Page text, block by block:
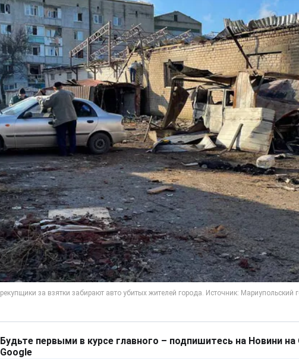
Будьте первыми в курсе главного – подпишитесь на Новини на
Google